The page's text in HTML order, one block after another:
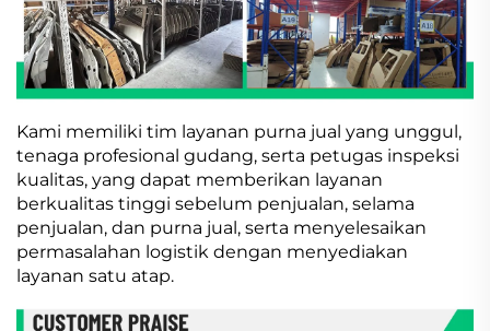
Kami memiliki tim layanan purna jual yang unggul,
tenaga profesional gudang, serta petugas inspeksi
kualitas, yang dapat memberikan layanan
berkualitas tinggi sebelum penjualan, selama
penjualan, dan purna jual, serta menyelesaikan
permasalahan logistik dengan menyediakan
layanan satu atap.